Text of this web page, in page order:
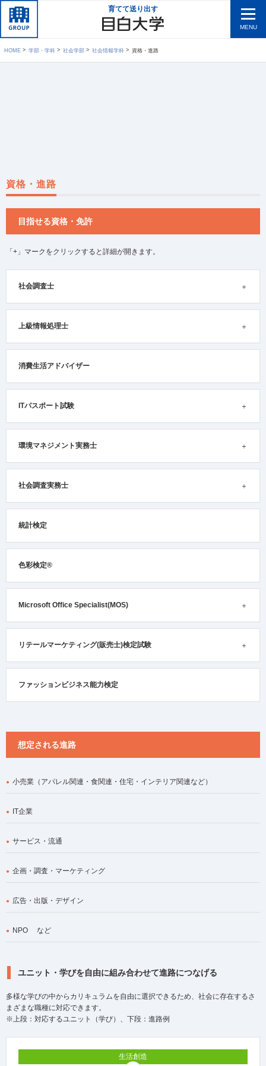
育てて送り出す
MENU
HOME 学部・学科 社会学部 社会情報学科 資格・進路
資格・進路
目指せる資格・免許
「+」マークをクリックすると詳細が開きます。
社会調査士
上級情報処理士
消費生活アドバイザー
ITパスポート試験
環境マネジメント実務士
社会調査実務士
統計検定
色彩検定®
Microsoft Office Specialist(MOS)
リテールマーケティング(販売士)検定試験
ファッションビジネス能力検定
想定される進路
小売業（アパレル関連・食関連・住宅・インテリア関連など）
IT企業
サービス・流通
企画・調査・マーケティング
広告・出版・デザイン
NPO など
ユニット・学びを自由に組み合わせて進路につなげる
多様な学びの中からカリキュラムを自由に選択できるため、社会に存在するさ
まざまな職種に対応できます。
※上段：対応するユニット（学び）、下段：進路例
生活創造